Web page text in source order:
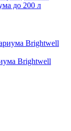
до 200 л
Brightwell